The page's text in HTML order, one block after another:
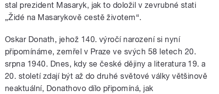
stal prezident Masaryk, jak to doložil v zevrubné stati
„Židé na Masarykově cestě životem“.
Oskar Donath, jehož 140. výročí narození si nyní
připomínáme, zemřel v Praze ve svých 58 letech 20.
srpna 1940. Dnes, kdy se české dějiny a literatura 19. a
20. století zdají být až do druhé světové války většinově
neaktuální, Donathovo dílo připomíná, jak